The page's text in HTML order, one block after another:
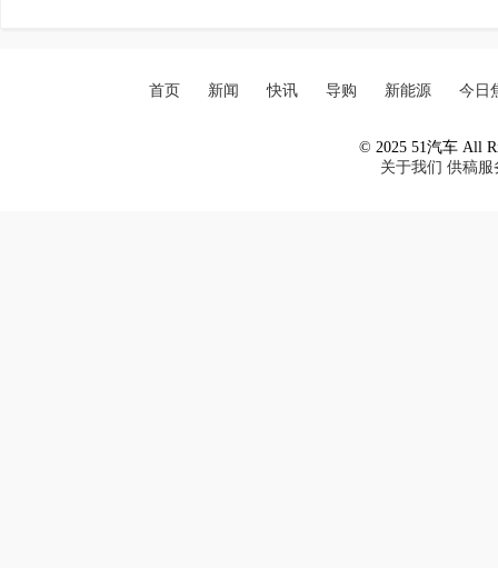
首页 新闻 快讯 导购 新能源 今日
© 2025 51汽车 All
关于我们 供稿服